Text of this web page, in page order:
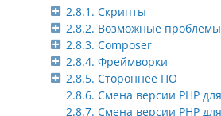
2.8.1. Скрипты
2.8.2. Возможные проблемы
2.8.3. Composer
2.8.4. Фреймворки
2.8.5. Стороннее ПО
2.8.6. Смена версии PHP
2.8.7. Смена версии PHP